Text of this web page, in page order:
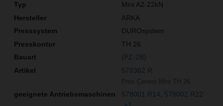
Mini A2-22kN
ARKA
DUROsystem
TH 26
(PZ-2B)
578362 R
578001 R14
578002 R22